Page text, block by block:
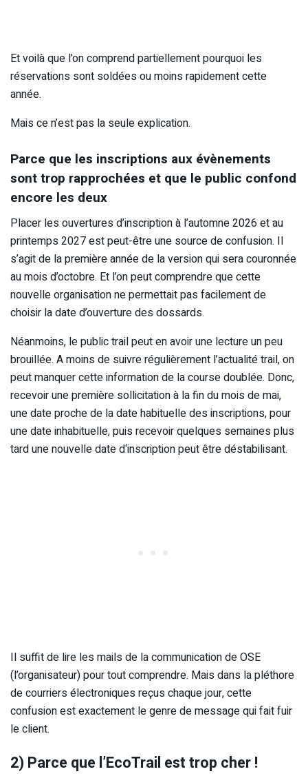
Et voilà que l’on comprend partiellement pourquoi les
réservations sont soldées ou moins rapidement cette
année.
Mais ce n’est pas la seule explication.
Parce que les inscriptions aux évènements
sont trop rapprochées et que le public confond
encore les deux
Placer les ouvertures d’inscription à l’automne 2026 et au
printemps 2027 est peut-être une source de confusion. Il
s’agit de la première année de la version qui sera couronnée
au mois d’octobre. Et l’on peut comprendre que cette
nouvelle organisation ne permettait pas facilement de
choisir la date d’ouverture des dossards.
Néanmoins, le public trail peut en avoir une lecture un peu
brouillée. A moins de suivre régulièrement l’actualité trail, on
peut manquer cette information de la course doublée. Donc,
recevoir une première sollicitation à la fin du mois de mai,
une date proche de la date habituelle des inscriptions, pour
une date inhabituelle, puis recevoir quelques semaines plus
tard une nouvelle date d‘inscription peut être déstabilisant.
Il suffit de lire les mails de la communication de OSE
(l’organisateur) pour tout comprendre. Mais dans la pléthore
de courriers électroniques reçus chaque jour, cette
confusion est exactement le genre de message qui fait fuir
le client.
2) Parce que l’EcoTrail est trop cher !